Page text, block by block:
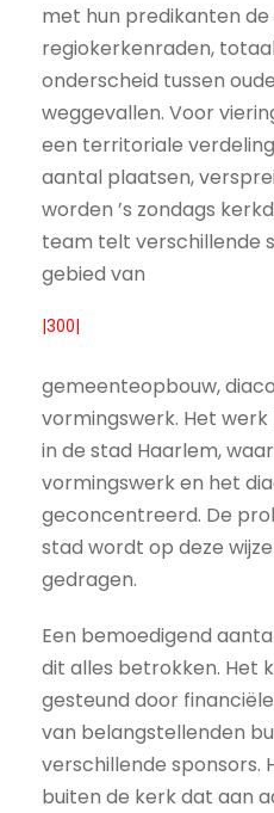
met hun predikanten
regiokerkenraden,
onderscheid tussen
weggevallen. Voor
een territoriale
aantal plaatsen,
worden ’s zondags
team telt verschillende
gebied van
|300|
gemeenteopbouw,
vormingswerk. Het
in de stad Haarlem,
vormingswerk en het
geconcentreerd. De
stad wordt op deze
gedragen.
Een bemoedigend
dit alles betrokken. Het
gesteund door
van belangstellenden
verschillende sponsors.
buiten de kerk dat aan